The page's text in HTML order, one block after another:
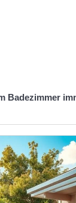
Badezimmer